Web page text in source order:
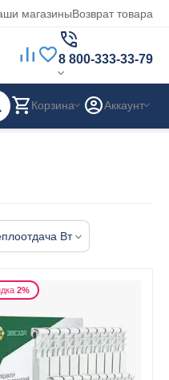
магазиныВозврат товара
8 800-333-33-79
Корзина Аккаунт
Вт
2%